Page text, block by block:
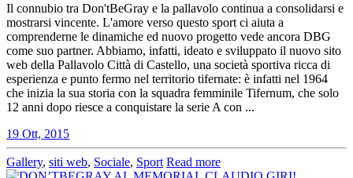
Il connubio tra Don'tBeGray e la pallavolo continua a consolidarsi e
mostrarsi vincente. L'amore verso questo sport ci aiuta a
comprenderne le dinamiche ed nuovo progetto vede ancora DBG
come suo partner. Abbiamo, infatti, ideato e sviluppato il nuovo sito
web della Pallavolo Città di Castello, una società sportiva ricca di
esperienza e punto fermo nel territorio tifernate: è infatti nel 1964
che inizia la sua storia con la squadra femminile Tifernum, che solo
12 anni dopo riesce a conquistare la serie A con ...
19 Ott, 2015
Gallery, siti web, Sociale, Sport Read more